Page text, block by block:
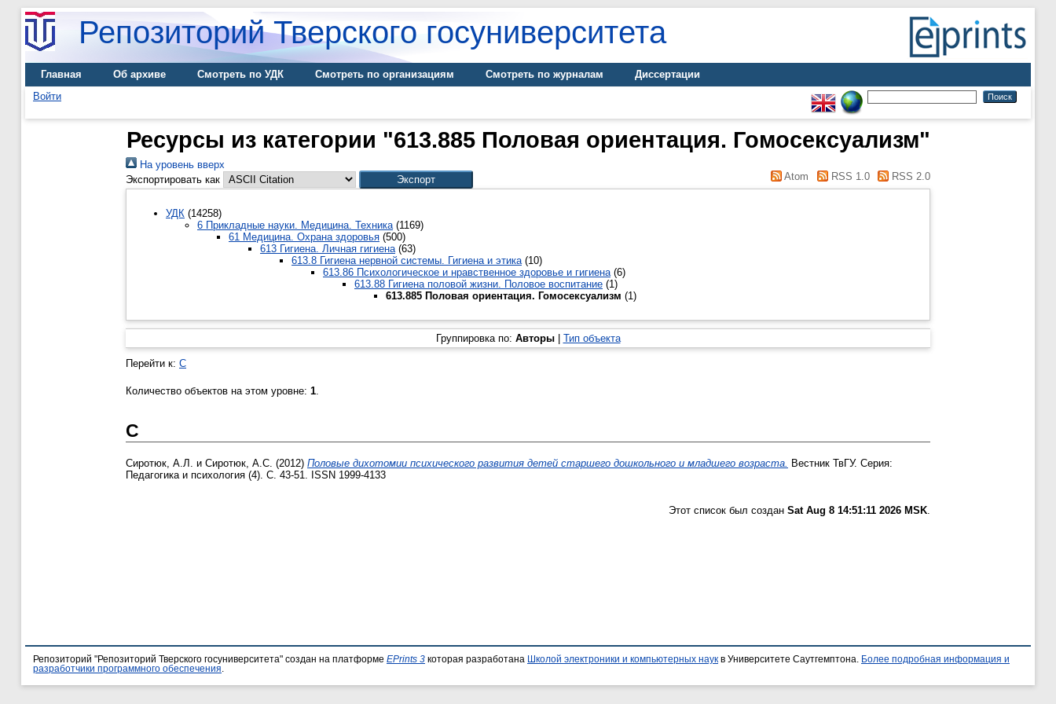
Репозиторий Тверского госуниверситета
Главная Об архиве Смотреть по УДК Смотреть по организациям Смотреть по журналам
Диссертации
Войти
Ресурсы из категории "613.885 Половая ориентация. Гомосексуализм"
На уровень вверх
Экспортировать как
Atom RSS 1.0 RSS 2.0
УДК (14258)
6 Прикладные науки. Медицина. Техника (1169)
61 Медицина. Охрана здоровья (500)
613 Гигиена. Личная гигиена (63)
613.8 Гигиена нервной системы. Гигиена и этика (10)
613.86 Психологическое и нравственное здоровье и гигиена (6)
613.88 Гигиена половой жизни. Половое воспитание (1)
613.885 Половая ориентация. Гомосексуализм (1)
Группировка по: Авторы| Тип объекта
Перейти к: С
Количество объектов на этом уровне: 1
С
Сиротюк, А.Л. и Сиротюк, А.С. (2012) Половые дихотомии психического развития детей старшего дошкольного и младшего возраста. Вестник ТвГУ. Серия:
Педагогика и психология (4). С. 43-51. ISSN 1999-4133
Этот список был создан Sat Aug 8 14:51:11 2026 MSK
Репозиторий "Репозиторий Тверского госуниверситета" создан на платформе EPrints 3 которая разработана Школой электроники и компьютерных наук в Университете Саутгемптона.
Более подробная информация и
разработчики программного обеспечения